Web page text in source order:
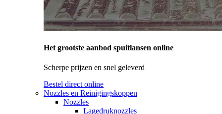
Het grootste aanbod spuitlansen online
Scherpe prijzen en snel geleverd
Bestel direct online
Nozzles en Reinigingskoppen
Nozzles
Lagedruknozzles